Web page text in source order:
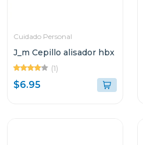
Cuidado Personal
J_m Cepillo alisador hbx
(1)
$6.95